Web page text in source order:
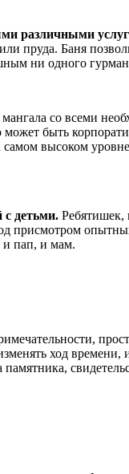
различными
пруда. Баня
ни одного
со всеми
быть
высоком
с детьми. Ребятишек,
присмотром
и пап, и мам.
ход времени,